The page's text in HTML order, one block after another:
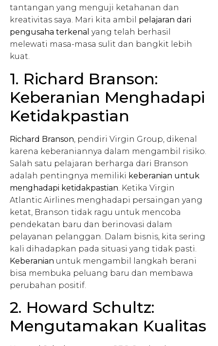
tantangan yang menguji ketahanan dan
kreativitas saya. Mari kita ambil pelajaran dari
pengusaha terkenal yang telah berhasil
melewati masa-masa sulit dan bangkit lebih
kuat.
1. Richard Branson:
Keberanian Menghadapi
Ketidakpastian
Richard Branson , pendiri Virgin Group, dikenal
karena keberaniannya dalam mengambil risiko.
Salah satu pelajaran berharga dari Branson
adalah pentingnya memiliki keberanian untuk
menghadapi ketidakpastian . Ketika Virgin
Atlantic Airlines menghadapi persaingan yang
ketat, Branson tidak ragu untuk mencoba
pendekatan baru dan berinovasi dalam
pelayanan pelanggan. Dalam bisnis, kita sering
kali dihadapkan pada situasi yang tidak pasti.
Keberanian untuk mengambil langkah berani
bisa membuka peluang baru dan membawa
perubahan positif.
2. Howard Schultz:
Mengutamakan Kualitas